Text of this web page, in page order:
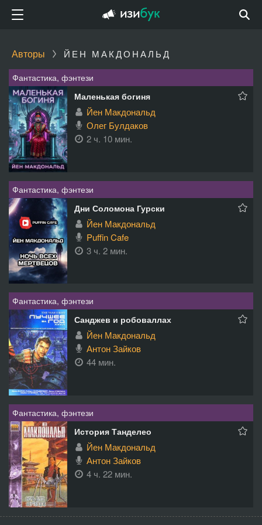
Авторы ЙЕН МАКДОНАЛЬД
Фантастика, фэнтези
Маленькая богиня
Йен Макдональд
Олег Булдаков
2 ч. 10 мин.
Фантастика, фэнтези
Дни Соломона Гурски
Йен Макдональд
Puffin Cafe
3 ч. 2 мин.
Фантастика, фэнтези
Санджев и робоваллах
Йен Макдональд
Антон Зайков
44 мин.
Фантастика, фэнтези
История Танделео
Йен Макдональд
Антон Зайков
4 ч. 22 мин.